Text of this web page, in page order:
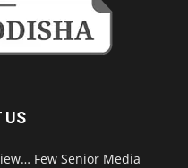
US
Few Senior Media